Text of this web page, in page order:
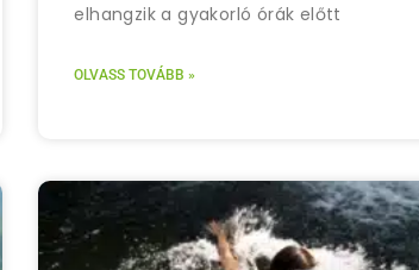
elhangzik a gyakorló órák előtt
OLVASS TOVÁBB »